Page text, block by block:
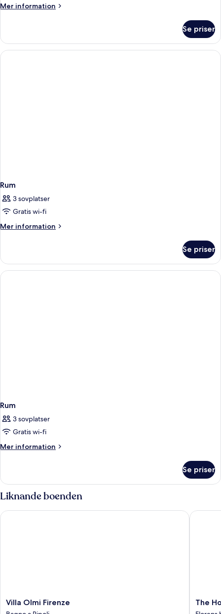
Mer information
Mer
Se priser
Rum
3 sovplatser
Gratis wi-fi
Mer information
Mer
Se priser
Rum
3 sovplatser
Gratis wi-fi
Mer information
Mer
Se priser
Liknande boenden
Villa
Olmi
Villa Olmi Firenze
Villa Olmi Firenze
The
Hoxton,
The
The